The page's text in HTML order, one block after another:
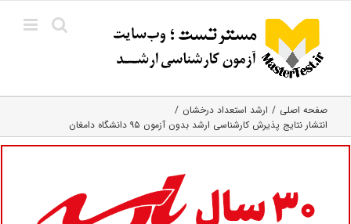
content
صفحه اصلی
ارشد استعداد درخشان
انتشار نتایج پذیرش کارشناسی ارشد بدون آزمون ۹۵ دانشگاه دامغان